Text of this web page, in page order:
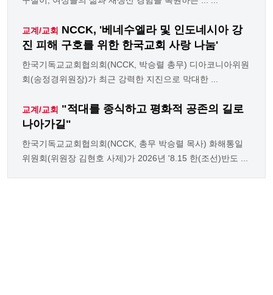
교계/교회 NCCK, '베네수엘라 및 인도네시아 강
진 피해 구호를 위한 한국교회 사랑 나눔'
한국기독교교회협의회(NCCK, 박승렬 총무) 디아코니아위원
회(송정경위원장)가 최근 강력한 지진으로 막대한 ...
교계/교회 "적대를 종식하고 평화적 공존의 길로
나아가길"
한국기독교교회협의회(NCCK, 총무 박승렬 목사) 화해통일
위원회(위원장 김현호 사제)가 2026년 '8.15 한(조선)반도 ...